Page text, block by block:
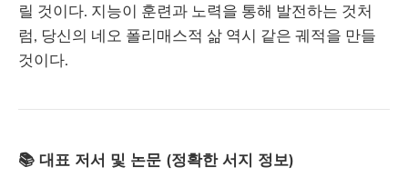
릴 것이다. 지능이 훈련과 노력을 통해 발전하는 것처
럼, 당신의 네오 폴리매스적 삶 역시 같은 궤적을 만들
것이다.
📚 대표 저서 및 논문 (정확한 서지 정보)